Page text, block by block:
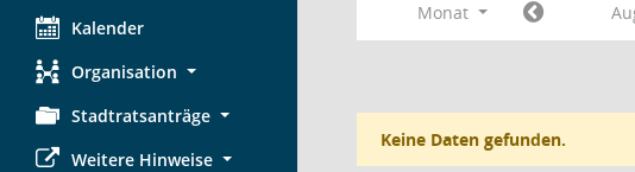
Kalender
Organisation
Stadtratsanträge
Weitere Hinweise
Monat
Keine Daten gefunden.